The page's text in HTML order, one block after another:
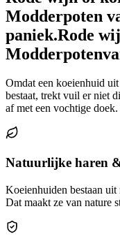
Modderpoten
paniek.Rode
Modderpoten
Omdat een koeienhuid
bestaat, trekt vuil er niet
af met een vochtige
Natuurlijke haren
Koeienhuiden bestaan
Dat maakt ze van nature